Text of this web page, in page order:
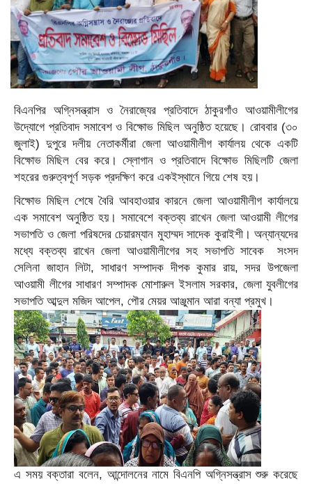
বিএনপির অগ্নিসন্ত্রাস ও নৈরাজ্যের প্রতিবাদে ঠাকুরগাঁও আওয়ামীলীগের
উদ্যোগে প্রতিবাদ সমাবেশ ও বিক্ষোভ মিছিল অনুষ্ঠিত হয়েছে। রোববার (৩০
জুলাই) দুপুরে দলীয় নেতাকর্মীরা জেলা আওয়ামীলীগ কার্যালয় থেকে একটি
বিক্ষোভ মিছিল বের করে। স্লোগান ও প্রতিবাদে বিক্ষোভ মিছিলটি জেলা
শহরের গুরুত্বপূর্ণ সড়ক প্রদক্ষিণ করে একইস্থানে গিয়ে শেষ হয়।
বিক্ষোভ মিছিল শেষে বৈরি আবহাওয়ার কারনে জেলা আওয়ামীলীগ কার্যালয়ে
এক সমাবেশ অনুষ্ঠিত হয়। সমাবেশে বক্তব্য রাখেন জেলা আওয়ামী লীগের
সভাপতি ও জেলা পরিষদের চেয়ারম্যান মুহাম্মদ সাদেক কুরাইশী। অন্যান্যদের
মধ্যে বক্তব্য রাখেন জেলা আওয়ামীলীগের সহ সভাপতি সাবেক সংসদ
সেলিনা জাহান লিটা, সাধারণ সম্পাদক দীপক কুমার রায়, সদর উপজেলা
আওয়ামী লীগের সাধারণ সম্পাদক মোশারুল ইসলাম সরকার, জেলা যুবলীগের
সভাপতি আব্দুল মজিদ আপেল, পৌর মেয়র আঞ্জুমান আরা বন্যা প্রমুখ।
এ সময় বক্তারা বলেন, আন্দোলনের নামে বিএনপি অগ্নিসন্ত্রাস শুরু করেছে